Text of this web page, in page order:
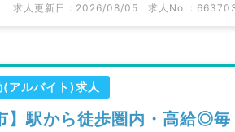
求人更新日 : 2026/08/05 求人No. :
(アルバイト)求人
】駅から徒歩圏内・高給◎毎